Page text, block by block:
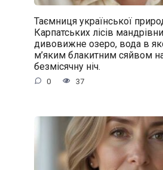
Таємниця української
Карпатських лісів
дивовижне озеро, вода в
м’яким блакитним сяйвом
безмісячну ніч.
0 37